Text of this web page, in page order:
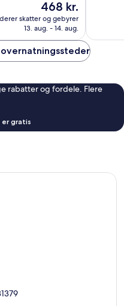
Prisen
468 kr.
468 kr.
skatter og gebyrer
13. aug. - 14. aug.
rabatter og fordele. Flere
gratis